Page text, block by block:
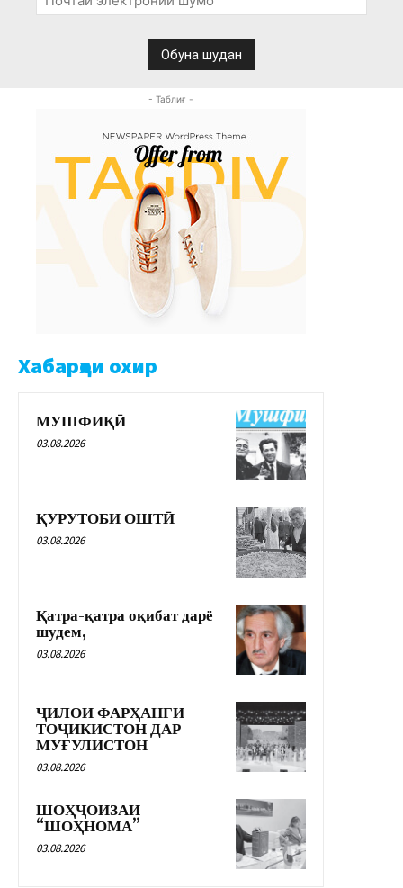
- Таблиғ -
Хабарҳои охир
МУШФИҚӢ
03.08.2026
ҚУРУТОБИ ОШТӢ
03.08.2026
Қатра-қатра оқибат дарё
шудем,
03.08.2026
ҶИЛОИ ФАРҲАНГИ
ТОҶИКИСТОН ДАР
МУҒУЛИСТОН
03.08.2026
ШОҲҶОИЗАИ
“ШОҲНОМА”
03.08.2026